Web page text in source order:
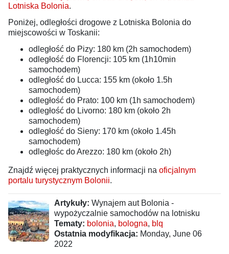
Lotniska Bolonia.
Poniżej, odległości drogowe z Lotniska Bolonia do
miejscowości w Toskanii:
odległość do Pizy: 180 km (2h samochodem)
odległość do Florencji: 105 km (1h10min
samochodem)
odległość do Lucca: 155 km (około 1.5h
samochodem)
odległość do Prato: 100 km (1h samochodem)
odległość do Livorno: 180 km (około 2h
samochodem)
odległość do Sieny: 170 km (około 1.45h
samochodem)
odległośc do Arezzo: 180 km (około 2h)
Znajdź więcej praktycznych informacji na oficjalnym
portalu turystycznym Bolonii.
Artykuły: Wynajem aut Bolonia -
wypożyczalnie samochodów na lotnisku
Tematy: bolonia, bologna, blq
Ostatnia modyfikacja: Monday, June 06
2022